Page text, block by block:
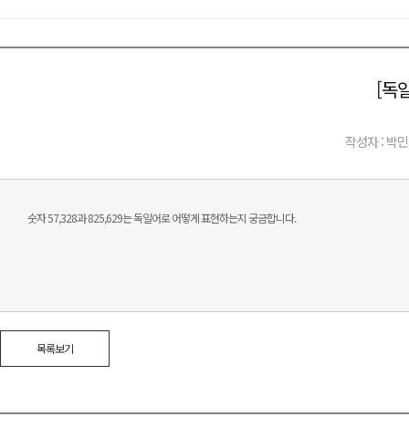
[독
작성자 : 박
숫자 57,328과 825,629는 독일어로 어떻게 표현하는지 궁금합니다.
목록보기